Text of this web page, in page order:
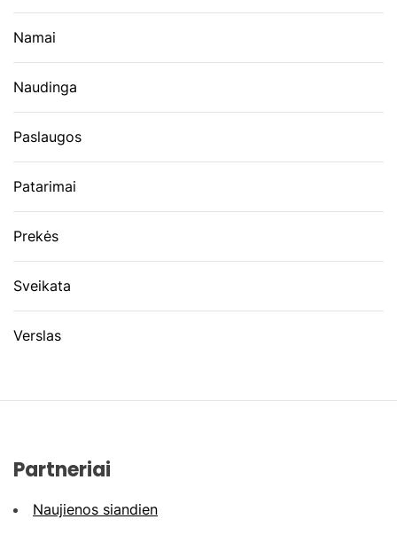
Namai
Naudinga
Paslaugos
Patarimai
Prekės
Sveikata
Verslas
Partneriai
Naujienos siandien